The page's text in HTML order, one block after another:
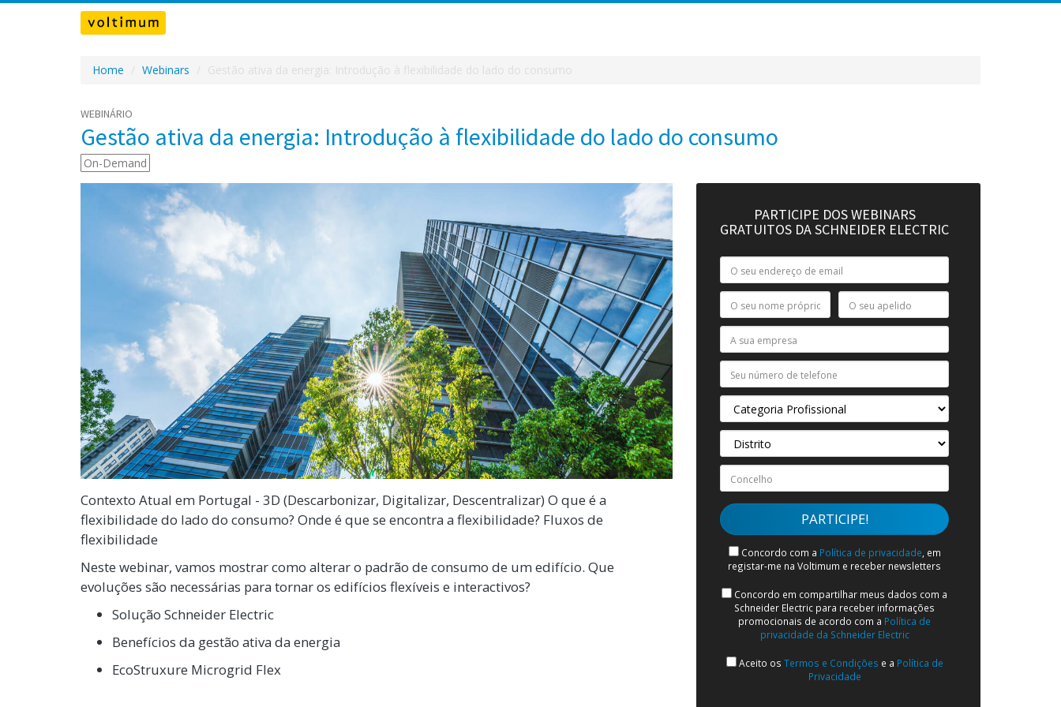
Home Webinars Gestão ativa da energia: Introdução à flexibilidade do lado do consumo
WEBINÁRIO
Gestão ativa da energia: Introdução à flexibilidade do lado do consumo
On-Demand
Contexto Atual em Portugal - 3D (Descarbonizar, Digitalizar, Descentralizar) O que é a
flexibilidade do lado do consumo? Onde é que se encontra a flexibilidade? Fluxos de
flexibilidade
Neste webinar, vamos mostrar como alterar o padrão de consumo de um edifício. Que
evoluções são necessárias para tornar os edifícios flexíveis e interactivos?
Solução Schneider Electric
Benefícios da gestão ativa da energia
EcoStruxure Microgrid Flex
PARTICIPE DOS WEBINARS
GRATUITOS DA SCHNEIDER ELECTRIC
Concordo com a Política de privacidade , em
registar-me na Voltimum e receber newsletters
Concordo em compartilhar meus dados com a
Schneider Electric para receber informações
promocionais de acordo com a Política de
privacidade da Schneider Electric
Aceito os Termos e Condições e a Política de
Privacidade